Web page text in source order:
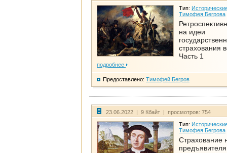
Тип:
Тимофея Бегрова
на идеи
страхования
Часть 1
подробнее
Предоставлено: Тимофей Бегров
23.06.2022 | 9 Кбайт | просмотров: 754
Тип:
Тимофея Бегрова
Страхование
предъявителя